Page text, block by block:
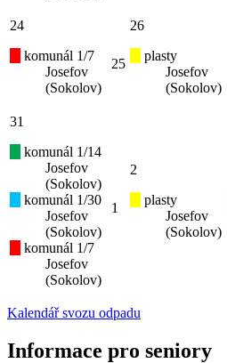
24
komunál 1/7
Josefov
(Sokolov)
25
26
plasty
Josefov
(Sokolov)
31
komunál 1/14
Josefov
(Sokolov)
komunál 1/30
Josefov
(Sokolov)
komunál 1/7
Josefov
(Sokolov)
1
2
plasty
Josefov
(Sokolov)
Kalendář svozu odpadu
Informace pro seniory